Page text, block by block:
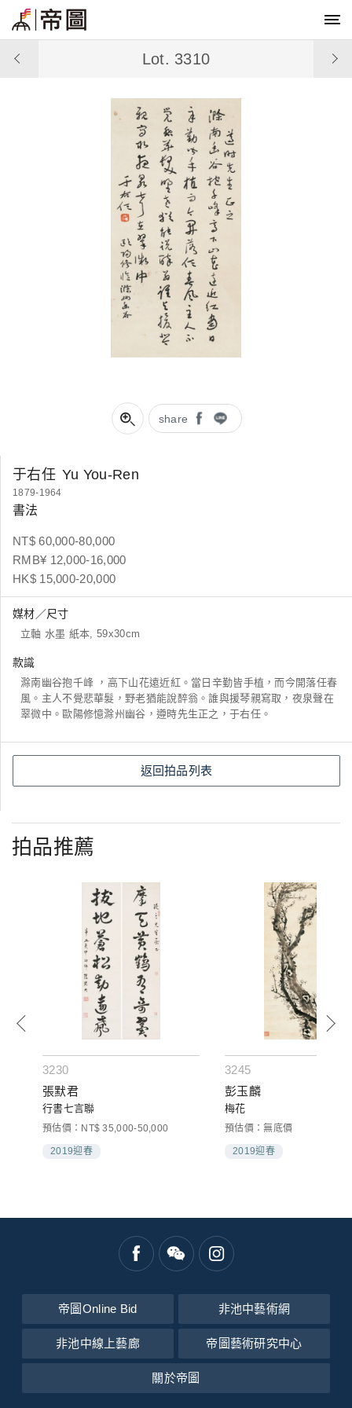
share
Lot. 3310
于右任 Yu You-Ren
1879-1964
書法
NT$ 60,000-80,000
RMB¥ 12,000-16,000
HK$ 15,000-20,000
媒材／尺寸
立軸 水墨 紙本, 59x30cm
款識
滁南幽谷抱千峰 ，高下山花遠近紅。當日辛勤皆手植，而今開落任春
風。主人不覺悲華髮，野老猶能說醉翁。誰與援琴親寫取，夜泉聲在
翠微中。歐陽修憶滁州幽谷，遵時先生正之，于右任。
返回拍品列表
拍品推薦
3230
張默君
行書七言聯
預估價：NT$ 35,000-50,000
2019迎春
3245
彭玉麟
梅花
預估價：無底價
2019迎春
帝圖Online Bid 非池中藝術網
非池中線上藝廊 帝圖藝術研究中心
關於帝圖